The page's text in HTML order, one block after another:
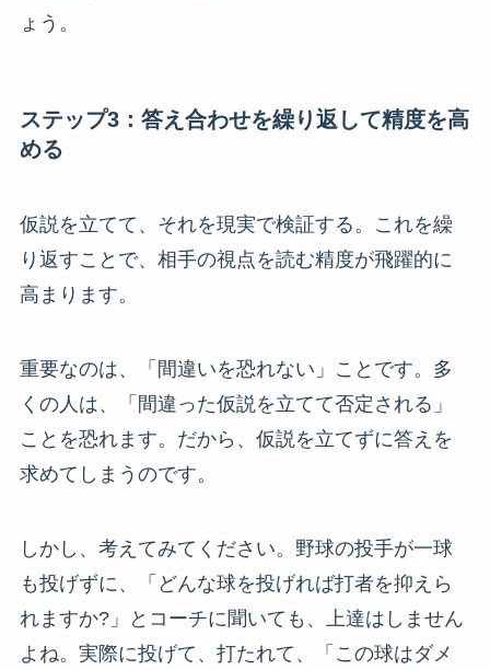
ょう。
ステップ3：答え合わせを繰り返して精度を高
める
仮説を立てて、それを現実で検証する。これを繰
り返すことで、相手の視点を読む精度が飛躍的に
高まります。
重要なのは、「間違いを恐れない」ことです。多
くの人は、「間違った仮説を立てて否定される」
ことを恐れます。だから、仮説を立てずに答えを
求めてしまうのです。
しかし、考えてみてください。野球の投手が一球
も投げずに、「どんな球を投げれば打者を抑えら
れますか?」とコーチに聞いても、上達はしません
よね。実際に投げて、打たれて、「この球はダメ